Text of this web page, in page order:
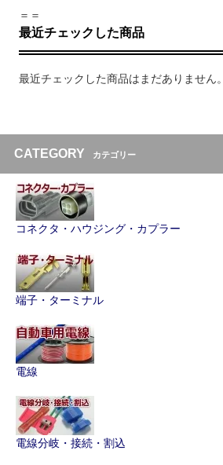
＝＝
最近チェックした商品
最近チェックした商品はまだありません。
CATEGORY カテゴリー
コネクタ・ハウジング・カプラー
端子・ターミナル
電線
電線分岐・接続・割込